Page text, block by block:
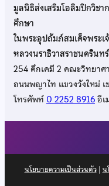
มูลนิธิส่งเสริมโอลิมปิกวิช
ศึกษา
ในพระอุปถัมภ์สมเด็จพระ
หลวงนราธิวาสราชนครินทร์
254 ตึกเคมี 2 คณะวิทยา
ถนนพญาไท แขวงวังใหม่
โทรศัพท์0 2252 8916อีเ
นโยบายความเป็นส่วนตัว| น